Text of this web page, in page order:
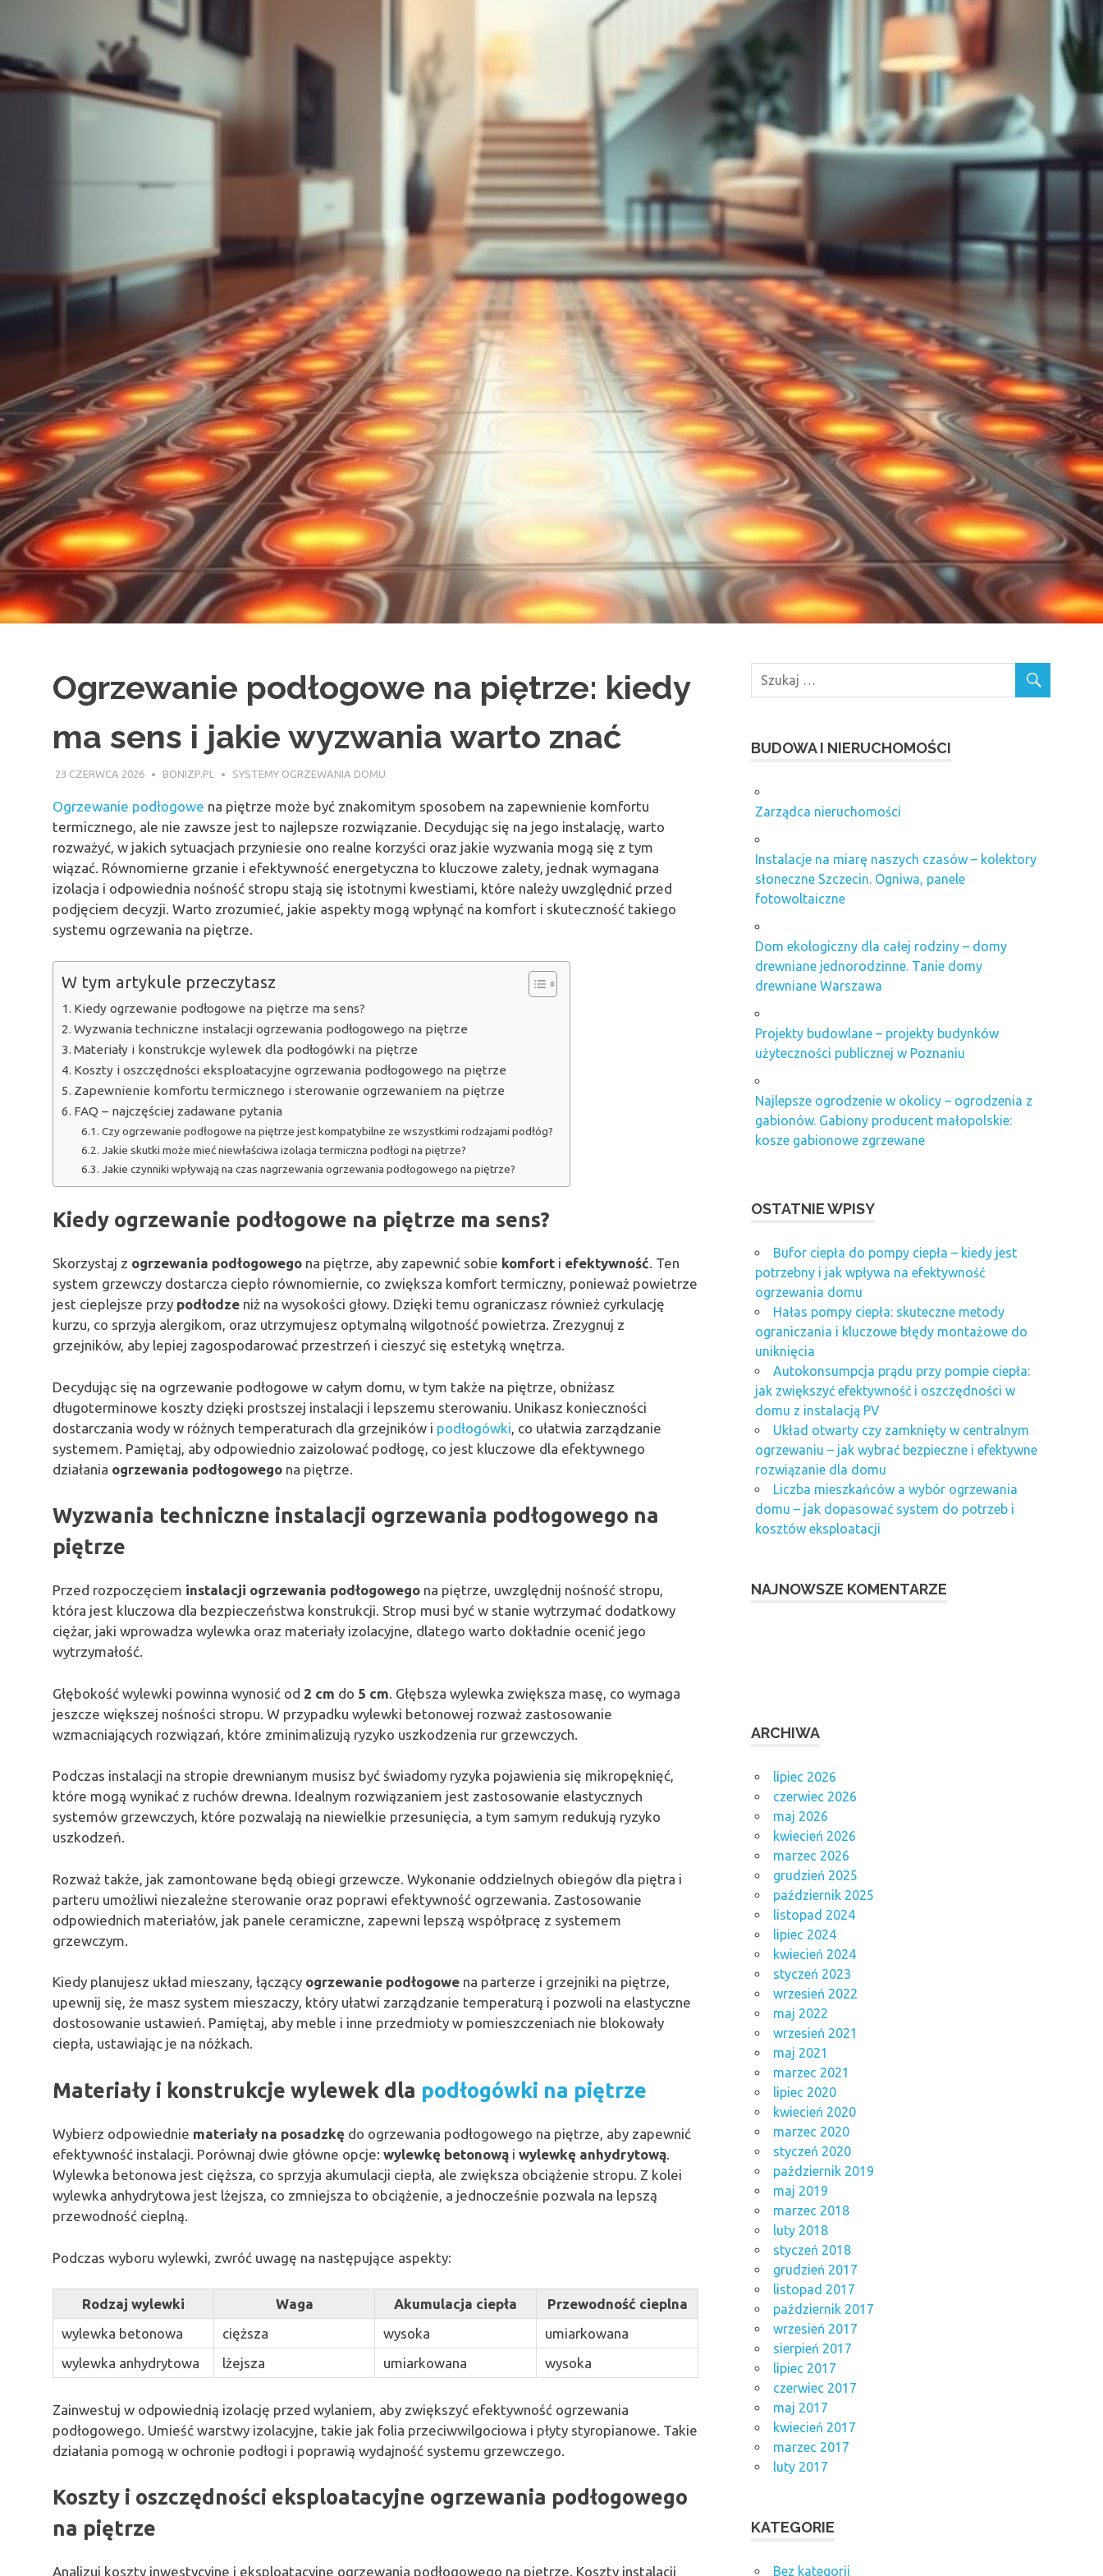
Ogrzewanie podłogowe na piętrze: kiedy
ma sens i jakie wyzwania warto znać
23 CZERWCA 2026 BONIZP.PL SYSTEMY OGRZEWANIA DOMU
Ogrzewanie podłogowe na piętrze może być znakomitym sposobem na zapewnienie komfortu
termicznego, ale nie zawsze jest to najlepsze rozwiązanie. Decydując się na jego instalację, warto
rozważyć, w jakich sytuacjach przyniesie ono realne korzyści oraz jakie wyzwania mogą się z tym
wiązać. Równomierne grzanie i efektywność energetyczna to kluczowe zalety, jednak wymagana
izolacja i odpowiednia nośność stropu stają się istotnymi kwestiami, które należy uwzględnić przed
podjęciem decyzji. Warto zrozumieć, jakie aspekty mogą wpłynąć na komfort i skuteczność takiego
systemu ogrzewania na piętrze.
W tym artykule przeczytasz
Kiedy ogrzewanie podłogowe na piętrze ma sens?
Wyzwania techniczne instalacji ogrzewania podłogowego na piętrze
Materiały i konstrukcje wylewek dla podłogówki na piętrze
Koszty i oszczędności eksploatacyjne ogrzewania podłogowego na piętrze
Zapewnienie komfortu termicznego i sterowanie ogrzewaniem na piętrze
FAQ – najczęściej zadawane pytania
Czy ogrzewanie podłogowe na piętrze jest kompatybilne ze wszystkimi rodzajami podłóg?
Jakie skutki może mieć niewłaściwa izolacja termiczna podłogi na piętrze?
Jakie czynniki wpływają na czas nagrzewania ogrzewania podłogowego na piętrze?
Kiedy ogrzewanie podłogowe na piętrze ma sens?
Skorzystaj z ogrzewania podłogowego na piętrze, aby zapewnić sobie komfort i efektywność. Ten
system grzewczy dostarcza ciepło równomiernie, co zwiększa komfort termiczny, ponieważ powietrze
jest cieplejsze przy podłodze niż na wysokości głowy. Dzięki temu ograniczasz również cyrkulację
kurzu, co sprzyja alergikom, oraz utrzymujesz optymalną wilgotność powietrza. Zrezygnuj z
grzejników, aby lepiej zagospodarować przestrzeń i cieszyć się estetyką wnętrza.
Decydując się na ogrzewanie podłogowe w całym domu, w tym także na piętrze, obniżasz
długoterminowe koszty dzięki prostszej instalacji i lepszemu sterowaniu. Unikasz konieczności
dostarczania wody w różnych temperaturach dla grzejników i podłogówki , co ułatwia zarządzanie
systemem. Pamiętaj, aby odpowiednio zaizolować podłogę, co jest kluczowe dla efektywnego
działania ogrzewania podłogowego na piętrze.
Wyzwania techniczne instalacji ogrzewania podłogowego na
piętrze
Przed rozpoczęciem instalacji ogrzewania podłogowego na piętrze, uwzględnij nośność stropu,
która jest kluczowa dla bezpieczeństwa konstrukcji. Strop musi być w stanie wytrzymać dodatkowy
ciężar, jaki wprowadza wylewka oraz materiały izolacyjne, dlatego warto dokładnie ocenić jego
wytrzymałość.
Głębokość wylewki powinna wynosić od 2 cm do 5 cm. Głębsza wylewka zwiększa masę, co wymaga
jeszcze większej nośności stropu. W przypadku wylewki betonowej rozważ zastosowanie
wzmacniających rozwiązań, które zminimalizują ryzyko uszkodzenia rur grzewczych.
Podczas instalacji na stropie drewnianym musisz być świadomy ryzyka pojawienia się mikropęknięć,
które mogą wynikać z ruchów drewna. Idealnym rozwiązaniem jest zastosowanie elastycznych
systemów grzewczych, które pozwalają na niewielkie przesunięcia, a tym samym redukują ryzyko
uszkodzeń.
Rozważ także, jak zamontowane będą obiegi grzewcze. Wykonanie oddzielnych obiegów dla piętra i
parteru umożliwi niezależne sterowanie oraz poprawi efektywność ogrzewania. Zastosowanie
odpowiednich materiałów, jak panele ceramiczne, zapewni lepszą współpracę z systemem
grzewczym.
Kiedy planujesz układ mieszany, łączący ogrzewanie podłogowe na parterze i grzejniki na piętrze,
upewnij się, że masz system mieszaczy, który ułatwi zarządzanie temperaturą i pozwoli na elastyczne
dostosowanie ustawień. Pamiętaj, aby meble i inne przedmioty w pomieszczeniach nie blokowały
ciepła, ustawiając je na nóżkach.
Materiały i konstrukcje wylewek dla podłogówki na piętrze
Wybierz odpowiednie materiały na posadzkę do ogrzewania podłogowego na piętrze, aby zapewnić
efektywność instalacji. Porównaj dwie główne opcje: wylewkę betonową i wylewkę anhydrytową.
Wylewka betonowa jest cięższa, co sprzyja akumulacji ciepła, ale zwiększa obciążenie stropu. Z kolei
wylewka anhydrytowa jest lżejsza, co zmniejsza to obciążenie, a jednocześnie pozwala na lepszą
przewodność cieplną.
Podczas wyboru wylewki, zwróć uwagę na następujące aspekty:
Rodzaj wylewki Waga Akumulacja ciepła
Przewodność cieplna
wylewka betonowa
cięższa wysoka
umiarkowana
wylewka anhydrytowa
lżejsza umiarkowana wysoka
Zainwestuj w odpowiednią izolację przed wylaniem, aby zwiększyć efektywność ogrzewania
podłogowego. Umieść warstwy izolacyjne, takie jak folia przeciwwilgociowa i płyty styropianowe. Takie
działania pomogą w ochronie podłogi i poprawią wydajność systemu grzewczego.
Koszty i oszczędności eksploatacyjne ogrzewania podłogowego
na piętrze
Analizuj koszty inwestycyjne i eksploatacyjne ogrzewania podłogowego na piętrze. Koszty instalacji
BUDOWA I NIERUCHOMOŚCI
Zarządca nieruchomości
Instalacje na miarę naszych czasów – kolektory
słoneczne Szczecin. Ogniwa, panele
fotowoltaiczne
Dom ekologiczny dla całej rodziny – domy
drewniane jednorodzinne. Tanie domy
drewniane Warszawa
Projekty budowlane – projekty budynków
użyteczności publicznej w Poznaniu
Najlepsze ogrodzenie w okolicy – ogrodzenia z
gabionów. Gabiony producent małopolskie:
kosze gabionowe zgrzewane
OSTATNIE WPISY
Bufor ciepła do pompy ciepła – kiedy jest
potrzebny i jak wpływa na efektywność
ogrzewania domu
Hałas pompy ciepła: skuteczne metody
ograniczania i kluczowe błędy montażowe do
uniknięcia
Autokonsumpcja prądu przy pompie ciepła:
jak zwiększyć efektywność i oszczędności w
domu z instalacją PV
Układ otwarty czy zamknięty w centralnym
ogrzewaniu – jak wybrać bezpieczne i efektywne
rozwiązanie dla domu
Liczba mieszkańców a wybór ogrzewania
domu – jak dopasować system do potrzeb i
kosztów eksploatacji
NAJNOWSZE KOMENTARZE
ARCHIWA
lipiec 2026
czerwiec 2026
maj 2026
kwiecień 2026
marzec 2026
grudzień 2025
październik 2025
listopad 2024
lipiec 2024
kwiecień 2024
styczeń 2023
wrzesień 2022
maj 2022
wrzesień 2021
maj 2021
marzec 2021
lipiec 2020
kwiecień 2020
marzec 2020
styczeń 2020
październik 2019
maj 2019
marzec 2018
luty 2018
styczeń 2018
grudzień 2017
listopad 2017
październik 2017
wrzesień 2017
sierpień 2017
lipiec 2017
czerwiec 2017
maj 2017
kwiecień 2017
marzec 2017
luty 2017
KATEGORIE
Bez kategorii